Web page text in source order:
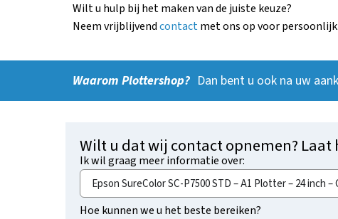
Wilt u hulp bij het maken van de juiste keuze?
Neem vrijblijvendcontactmet ons op voor persoonlijk
Waarom Plottershop? Dan bent u ook na uw
Wilt u dat wij contact opnemen? Laat
Ik wil graag meer informatie over:
Hoe kunnen we u het beste bereiken?